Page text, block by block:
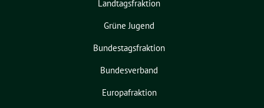
Landtagsfraktion
Grüne Jugend
Bundestagsfraktion
Bundesverband
Europafraktion